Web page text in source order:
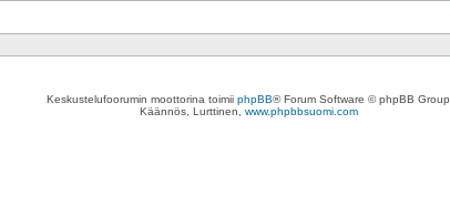
Keskustelufoorumin moottorina toimii phpBB® Forum Software © phpBB Group
Käännös, Lurttinen, www.phpbbsuomi.com